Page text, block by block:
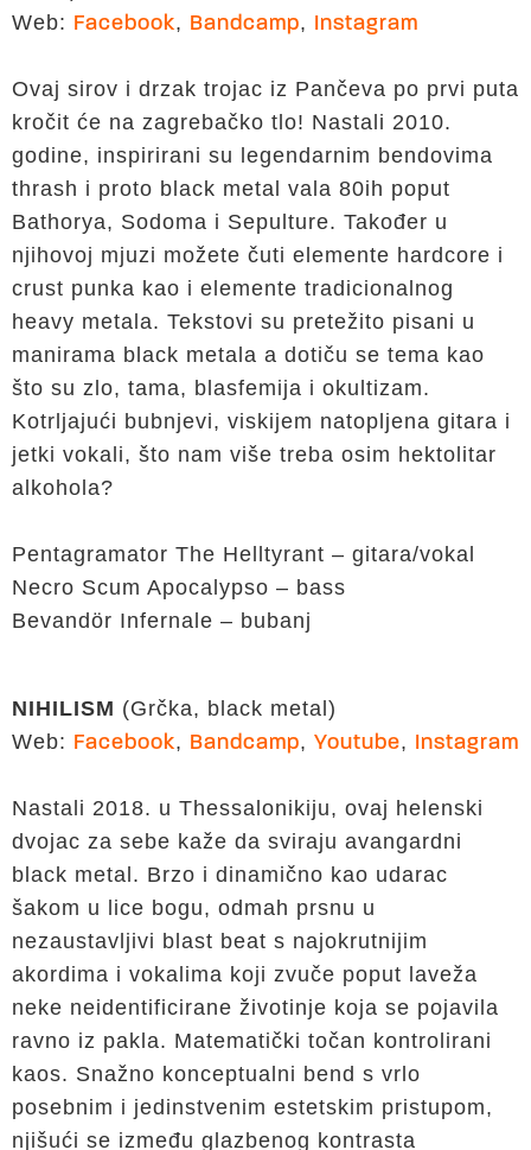
Web: Facebook, Bandcamp, Instagram
Ovaj sirov i drzak trojac iz Pančeva po prvi puta
kročit će na zagrebačko tlo! Nastali 2010.
godine, inspirirani su legendarnim bendovima
thrash i proto black metal vala 80ih poput
Bathorya, Sodoma i Sepulture. Također u
njihovoj mjuzi možete čuti elemente hardcore i
crust punka kao i elemente tradicionalnog
heavy metala. Tekstovi su pretežito pisani u
manirama black metala a dotiču se tema kao
što su zlo, tama, blasfemija i okultizam.
Kotrljajući bubnjevi, viskijem natopljena gitara i
jetki vokali, što nam više treba osim hektolitar
alkohola?
Pentagramator The Helltyrant – gitara/vokal
Necro Scum Apocalypso – bass
Bevandör Infernale – bubanj
NIHILISM (Grčka, black metal)
Web: Facebook, Bandcamp, Youtube, Instagram
Nastali 2018. u Thessalonikiju, ovaj helenski
dvojac za sebe kaže da sviraju avangardni
black metal. Brzo i dinamično kao udarac
šakom u lice bogu, odmah prsnu u
nezaustavljivi blast beat s najokrutnijim
akordima i vokalima koji zvuče poput laveža
neke neidentificirane životinje koja se pojavila
ravno iz pakla. Matematički točan kontrolirani
kaos. Snažno konceptualni bend s vrlo
posebnim i jedinstvenim estetskim pristupom,
njišući se između glazbenog kontrasta